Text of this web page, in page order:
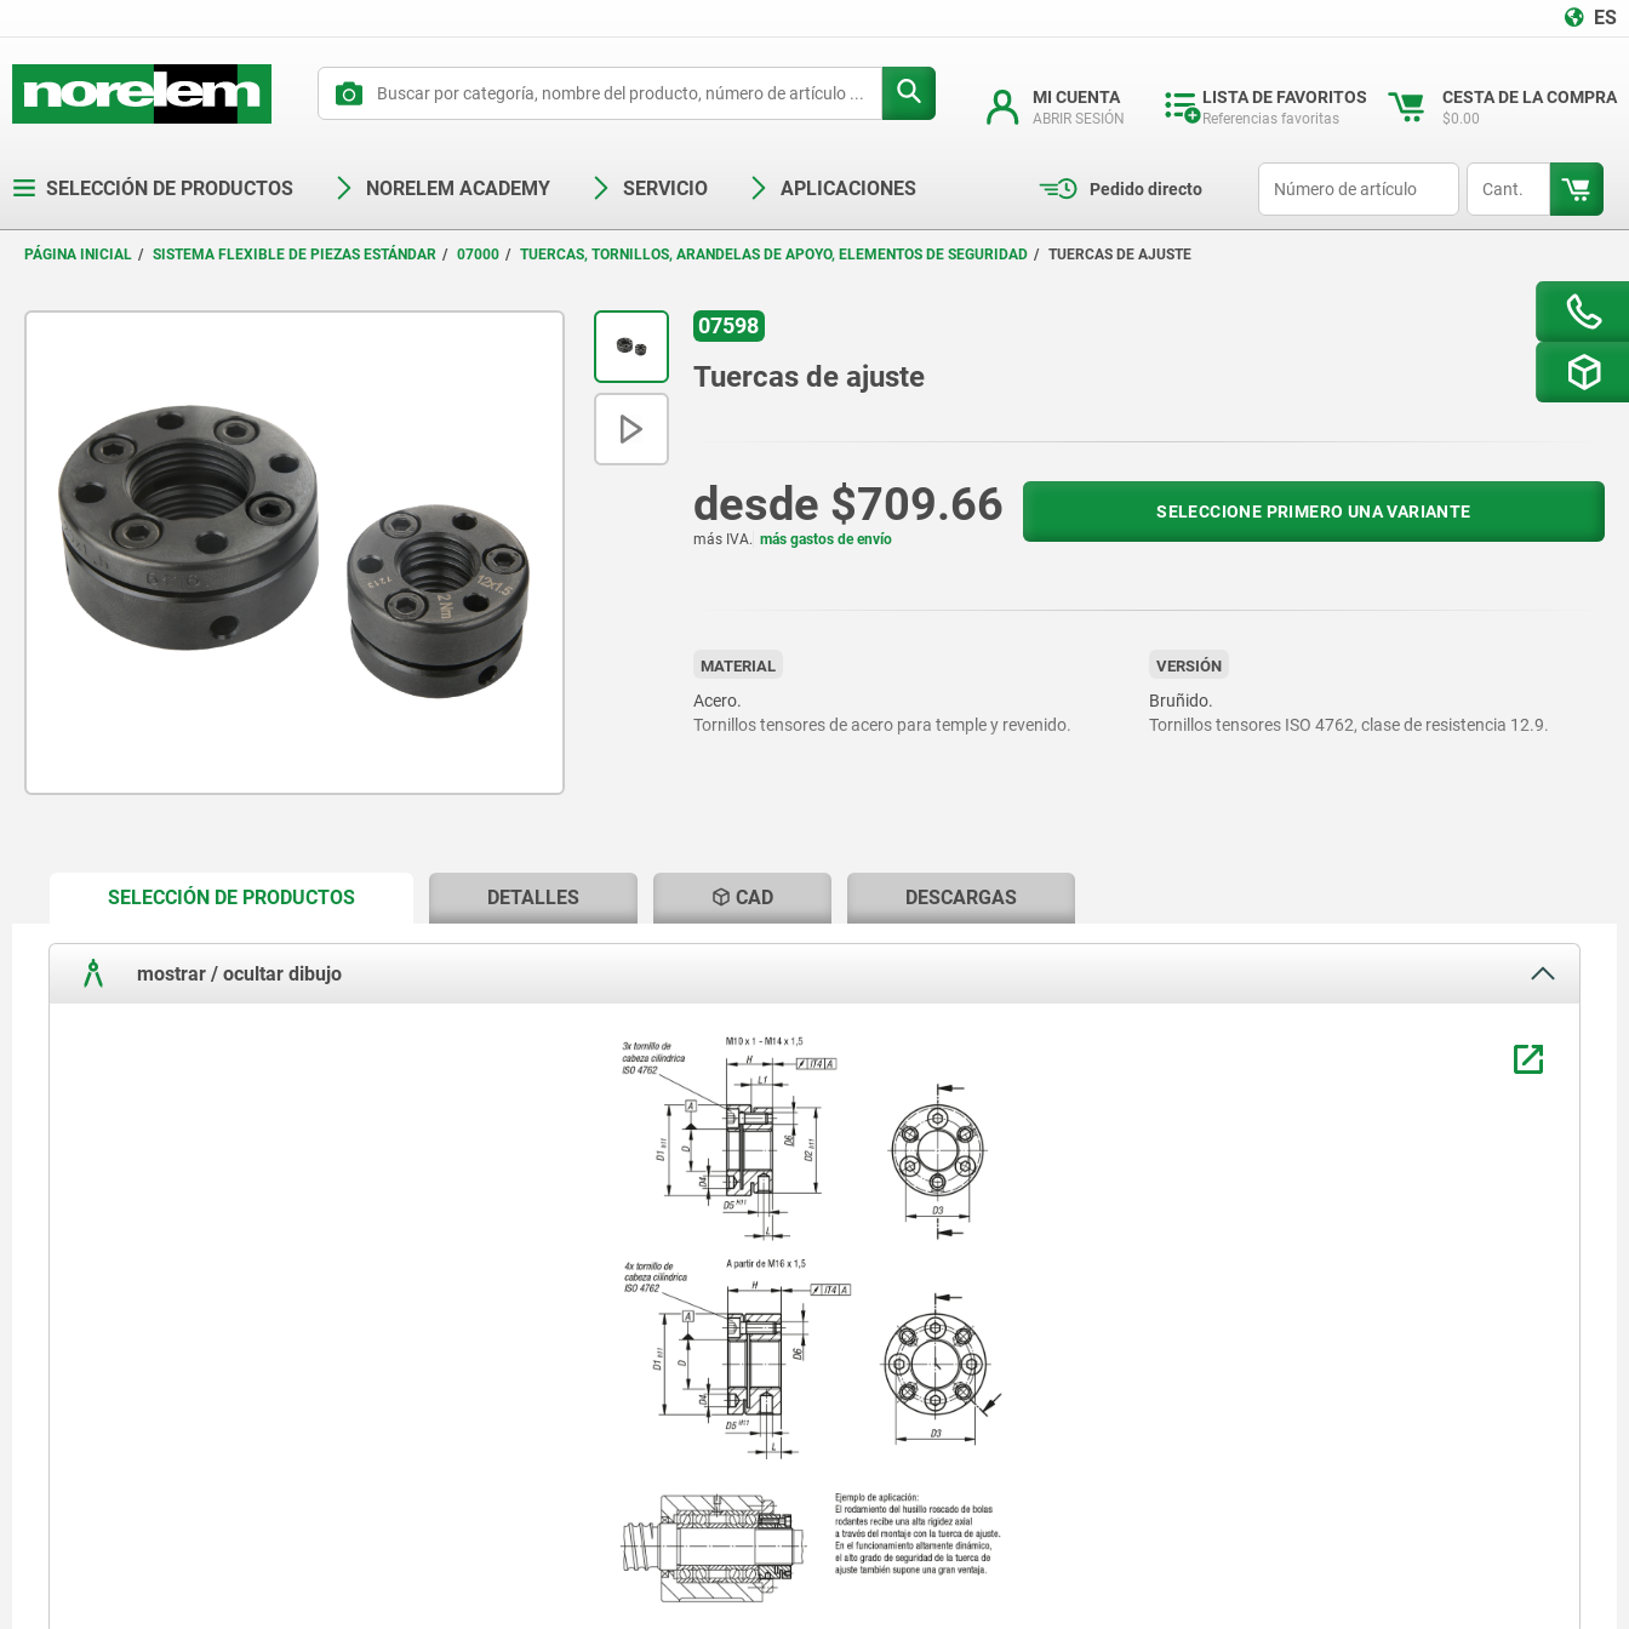
ES
MI CUENTA
ABRIR SESIÓN
LISTA DE FAVORITOS
Referencias favoritas
CESTA DE LA COMPRA
$0.00
SELECCIÓN DE PRODUCTOS NORELEM ACADEMY SERVICIO APLICACIONES Pedido directo
PÁGINA INICIAL SISTEMA FLEXIBLE DE PIEZAS ESTÁNDAR 07000 TUERCAS, TORNILLOS, ARANDELAS DE APOYO, ELEMENTOS DE SEGURIDAD TUERCAS DE AJUSTE
07598
Tuercas de ajuste
desde $709.66
más IVA. más gastos de envío
SELECCIONE PRIMERO UNA VARIANTE
MATERIAL
Acero.
Tornillos tensores de acero para temple y revenido.
VERSIÓN
Bruñido.
Tornillos tensores ISO 4762, clase de resistencia 12.9.
SELECCIÓN DE PRODUCTOSCURRENT
DETALLES CAD DESCARGAS
mostrar / ocultar dibujo